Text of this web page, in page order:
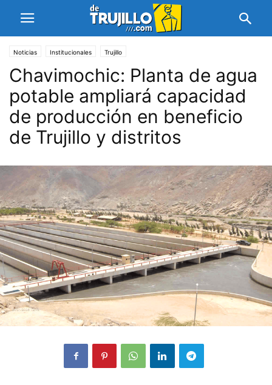
Noticias Institucionales Trujillo
Chavimochic: Planta de agua
potable ampliará capacidad
de producción en beneficio
de Trujillo y distritos